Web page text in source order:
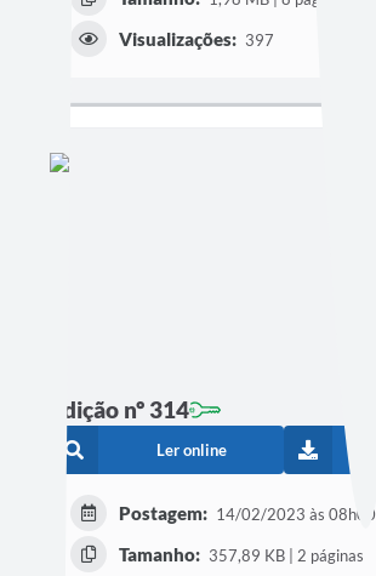
Visualizações: 397
Edição nº 314
Ler online
Postagem: 14/02/2023 às 08h00
Tamanho: 357,89 KB | 2 páginas